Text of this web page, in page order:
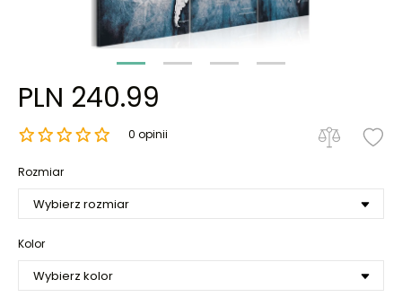
PLN 240.99
0 opinii
Rozmiar
Kolor